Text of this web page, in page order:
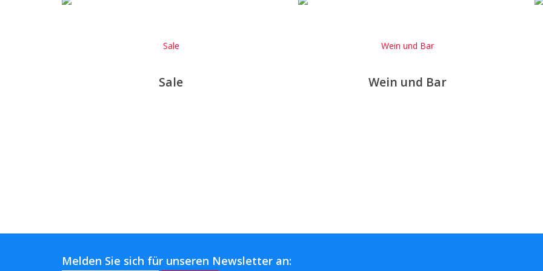
Sale
Sale
Wein und Bar
Wein und Bar
Melden Sie sich für unseren Newsletter an: